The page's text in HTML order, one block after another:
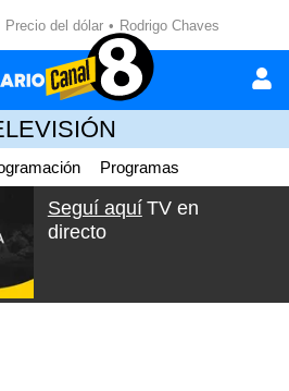
Precio del dólar Rodrigo Chaves
Programas
Seguí aquí TV en
directo